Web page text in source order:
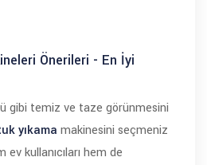
Önerileri - En İyi
gibi temiz ve taze görünmesini
yıkama makinesini seçmeniz
kullanıcıları hem de